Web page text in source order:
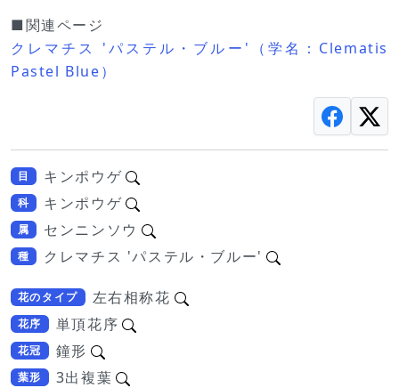
■関連ページ
クレマチス 'パステル・ブルー'（学名：Clematis
Pastel Blue）
目 キンポウゲ
科 キンポウゲ
属 センニンソウ
種 クレマチス 'パステル・ブルー'
花のタイプ 左右相称花
花序 単頂花序
花冠 鐘形
葉形 3出複葉